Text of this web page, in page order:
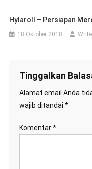
Hylaroll – Persiapan
18 Oktober 2018
Tinggalkan
Alamat email Anda
wajib ditandai *
Komentar*